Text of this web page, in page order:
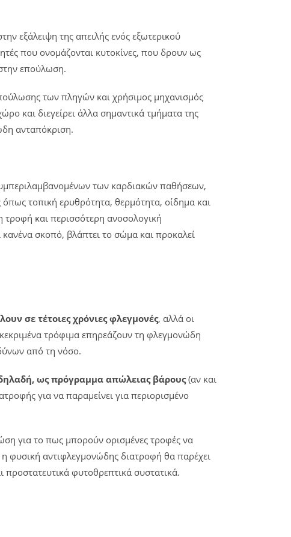
εξάλειψη της απειλής ενός εξωτερικού
που ονομάζονται κυτοκίνες, που δρουν ως
επούλωση.
των πληγών και χρήσιμος μηχανισμός
και διεγείρει άλλα σημαντικά τμήματα της
ανταπόκριση.
των καρδιακών παθήσεων,
τοπική ερυθρότητα, θερμότητα, οίδημα και
και περισσότερη ανοσολογική
σκοπό, βλάπτει το σώμα και προκαλεί
σε τέτοιες χρόνιες φλεγμονές, αλλά οι
τρόφιμα επηρεάζουν τη φλεγμονώδη
από τη νόσο.
ως πρόγραμμα απώλειας βάρους(αν και
για να παραμείνει για περιορισμένο
για το πως μπορούν ορισμένες τροφές να
φυσική αντιφλεγμονώδης διατροφή θα παρέχει
προστατευτικά φυτοθρεπτικά συστατικά.